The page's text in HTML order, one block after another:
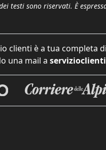
testi sono riservati. È
clienti è a tua completa
una mail a